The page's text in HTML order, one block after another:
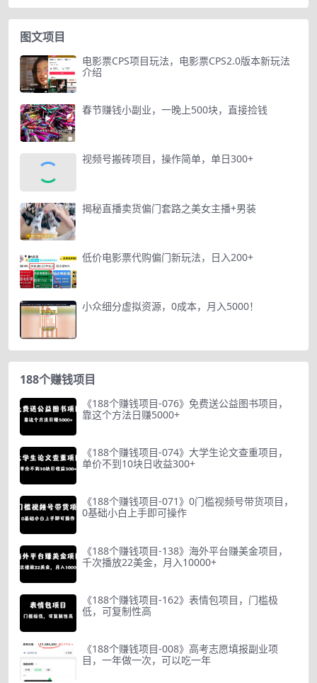
图文项目
电影票CPS项目玩法，电影票CPS2.0版本新玩法
介绍
春节赚钱小副业，一晚上500块，直接捡钱
视频号搬砖项目，操作简单，单日300+
揭秘直播卖货偏门套路之美女主播+男装
低价电影票代购偏门新玩法，日入200+
小众细分虚拟资源，0成本，月入5000！
188个赚钱项目
《188个赚钱项目-076》免费送公益图书项目，
靠这个方法日赚5000+
《188个赚钱项目-074》大学生论文查重项目，
单价不到10块日收益300+
《188个赚钱项目-071》0门槛视频号带货项目，
0基础小白上手即可操作
《188个赚钱项目-138》海外平台赚美金项目，
千次播放22美金，月入10000+
《188个赚钱项目-162》表情包项目，门槛极
低，可复制性高
《188个赚钱项目-008》高考志愿填报副业项
目，一年做一次，可以吃一年